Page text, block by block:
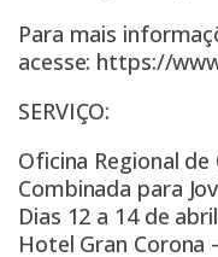
Para mais
acesse: https://
SERVIÇO:
Oficina Regional
Combinada para
Dias 12 a 14 de
Hotel Gran Corona